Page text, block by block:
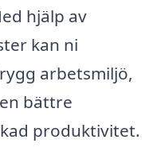
hjälp av
kan ni
arbetsmiljö,
bättre
produktivitet.